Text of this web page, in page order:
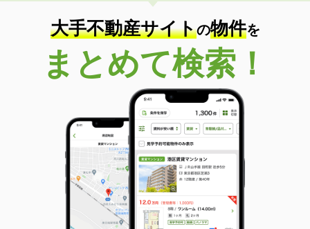
大手不動産サイトの物件を
まとめて検索！